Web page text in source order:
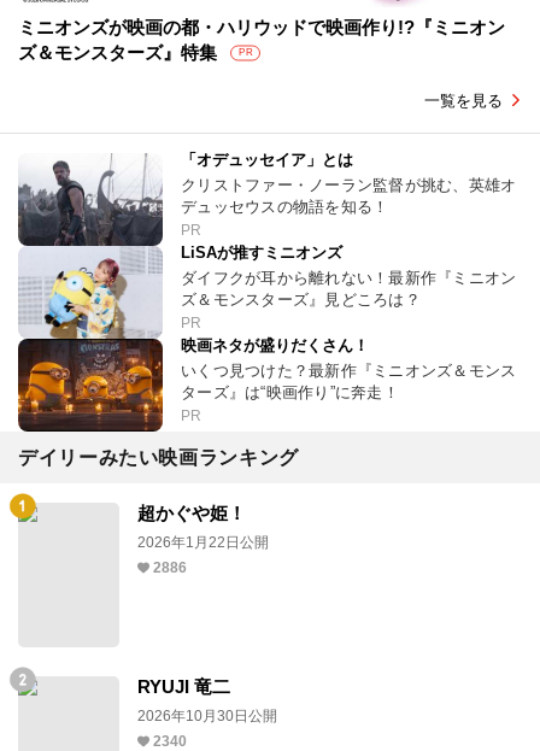
ミニオンズが映画の都・ハリウッドで映画作り!?『ミニオン
ズ＆モンスターズ』特集
PR
一覧を見る
「オデュッセイア」とは
クリストファー・ノーラン監督が挑む、英雄オ
デュッセウスの物語を知る！
PR
LiSAが推すミニオンズ
ダイフクが耳から離れない！最新作『ミニオン
ズ＆モンスターズ』見どころは？
PR
映画ネタが盛りだくさん！
いくつ見つけた？最新作『ミニオンズ＆モンス
ターズ』は“映画作り”に奔走！
PR
デイリーみたい映画ランキング
超かぐや姫！
2026年1月22日公開
2886
RYUJI 竜二
2026年10月30日公開
2340